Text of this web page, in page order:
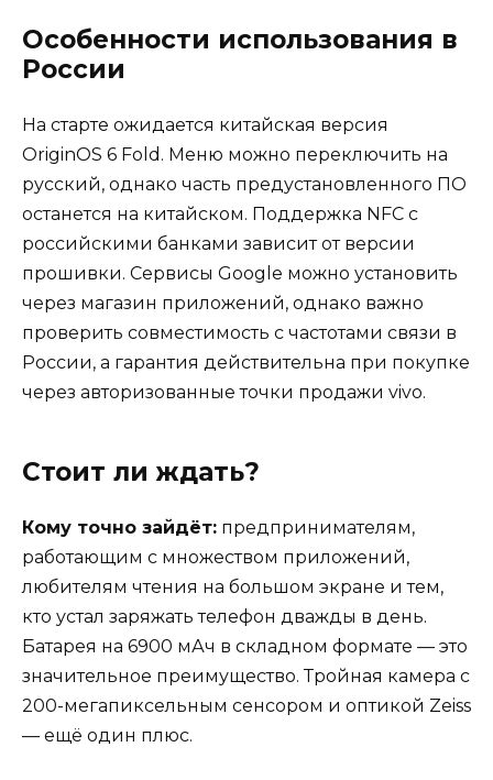
Особенности использования в
России
На старте ожидается китайская версия
OriginOS 6 Fold. Меню можно переключить на
русский, однако часть предустановленного ПО
останется на китайском. Поддержка NFC с
российскими банками зависит от версии
прошивки. Сервисы Google можно установить
через магазин приложений, однако важно
проверить совместимость с частотами связи в
России, а гарантия действительна при покупке
через авторизованные точки продажи vivo.
Стоит ли ждать?
Кому точно зайдёт: предпринимателям,
работающим с множеством приложений,
любителям чтения на большом экране и тем,
кто устал заряжать телефон дважды в день.
Батарея на 6900 мАч в складном формате — это
значительное преимущество. Тройная камера с
200-мегапиксельным сенсором и оптикой Zeiss
— ещё один плюс.